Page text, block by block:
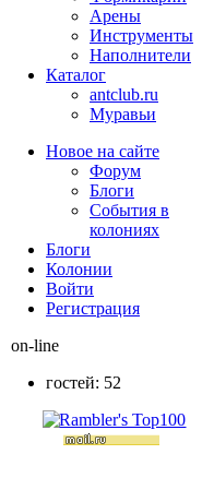
Арены
Инструменты
Наполнители
Каталог
antclub.ru
Муравьи
Новое на сайте
Форум
Блоги
События в
колониях
Блоги
Колонии
Войти
Peгиcтpaция
on-line
гостей: 52